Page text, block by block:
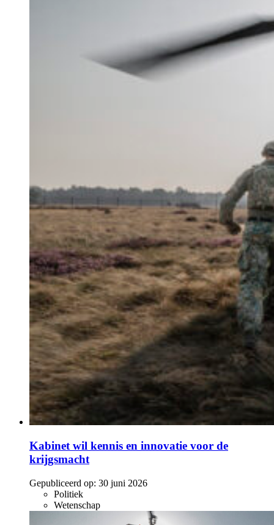
Kabinet wil kennis en innovatie voor de
krijgsmacht
Gepubliceerd op: 30 juni 2026
Politiek
Wetenschap